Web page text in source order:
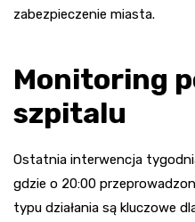
zabezpieczenie miasta.
Monitoring
szpitalu
Ostatnia interwencja
gdzie o 20:00
typu działania są kluczowe